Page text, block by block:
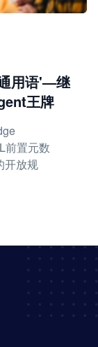
用语'—继
王牌
前置元数
开放规